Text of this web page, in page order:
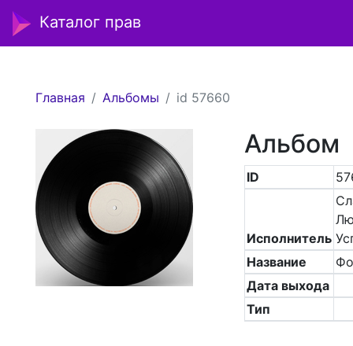
Каталог прав
Главная Альбомы id 57660
Альбом
ID
Исполнитель
Название
Дата выхода
Тип